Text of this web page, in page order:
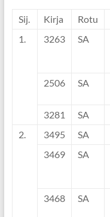
Sij. Kirja Rotu
1.
3263 SA
2506 SA
3281 SA
2.
3495 SA
3469
SA
3468 SA